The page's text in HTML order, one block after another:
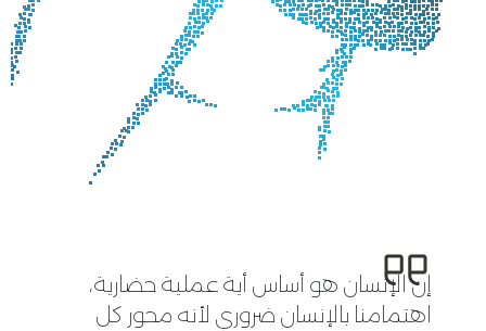
إن الإنسان هو أساس أية عملية حضارية،
اهتمامنا بالإنسان ضروري لأنه محور كل